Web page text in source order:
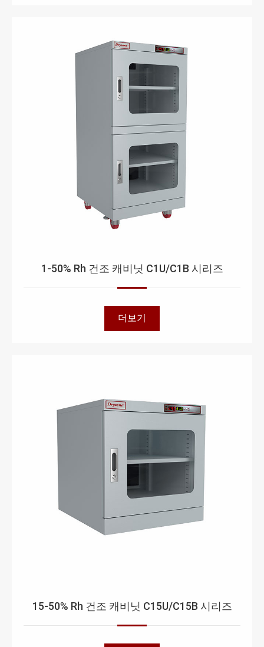
1-50% Rh 건조 캐비닛 C1U/C1B 시리즈
더보기
15-50% Rh 건조 캐비닛 C15U/C15B 시리즈